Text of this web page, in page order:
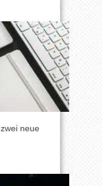
neue